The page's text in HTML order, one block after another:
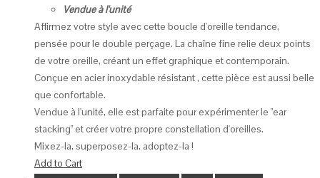
Vendue à l'unité
Affirmez votre style avec cette boucle d'oreille tendance,
pensée pour le double perçage. La chaîne fine relie deux points
de votre oreille, créant un effet graphique et contemporain.
Conçue en acier inoxydable résistant , cette pièce est aussi belle
que confortable.
Vendue à l'unité, elle est parfaite pour expérimenter le "ear
stacking" et créer votre propre constellation d'oreilles.
Mixez-la, superposez-la, adoptez-la !
Add to Cart